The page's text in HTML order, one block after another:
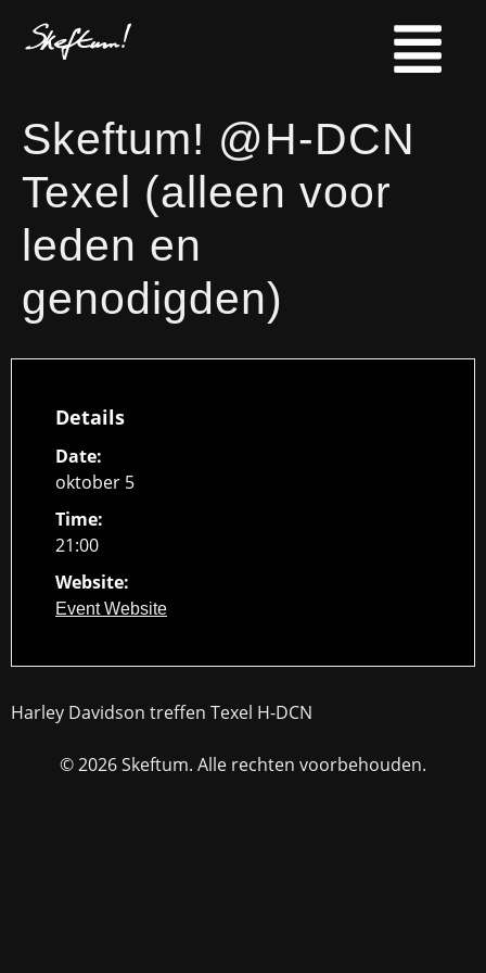
Skeftum! @H-DCN
Texel (alleen voor
leden en
genodigden)
Details
Date:
oktober 5
Time:
21:00
Website:
Event Website
Harley Davidson treffen Texel H-DCN
© 2026 Skeftum. Alle rechten voorbehouden.